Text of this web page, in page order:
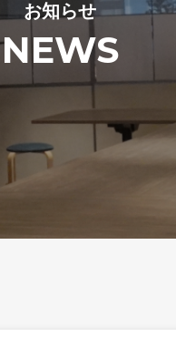
お知らせ
NEWS